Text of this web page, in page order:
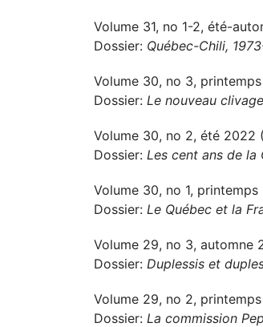
Volume 31, no 1-2, été-
Dossier: Québec-Chili,
Volume 30, no 3,
Dossier: Le nouveau
Volume 30, no 2, été 2022
Dossier: Les cent ans de la
Volume 30, no 1, printemps
Dossier: Le Québec et la
Volume 29, no 3, automne
Dossier: Duplessis et
Volume 29, no 2,
Dossier: La commission